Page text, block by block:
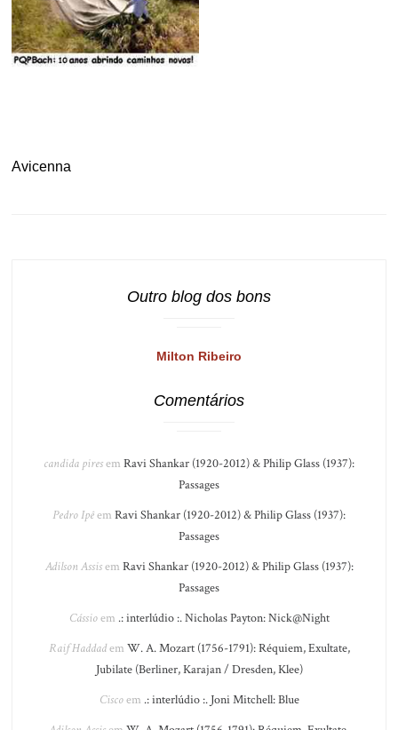
Avicenna
Outro blog dos bons
Milton Ribeiro
Comentários
candida piresem Ravi Shankar (1920-2012) & Philip Glass (1937):
Passages
Pedro Ipêem Ravi Shankar (1920-2012) & Philip Glass (1937):
Passages
Adilson Assisem Ravi Shankar (1920-2012) & Philip Glass (1937):
Passages
Cássioem .: interlúdio :. Nicholas Payton: Nick@Night
Raif Haddadem W. A. Mozart (1756-1791): Réquiem, Exultate,
Jubilate (Berliner, Karajan / Dresden, Klee)
Ciscoem .: interlúdio :. Joni Mitchell: Blue